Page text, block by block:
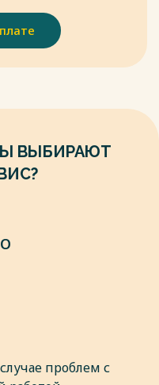
покупки
ВЫБИРАЮТ
проблем с